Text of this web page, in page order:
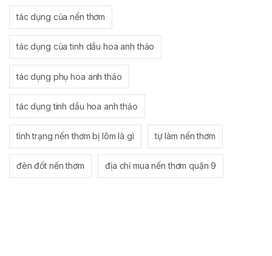
tác dụng của nến thơm
tác dụng của tinh dầu hoa anh thảo
tác dụng phụ hoa anh thảo
tác dụng tinh dầu hoa anh thảo
tình trạng nến thơm bị lõm là gì tự làm nến thơm
đèn đốt nến thơm địa chỉ mua nến thơm quận 9